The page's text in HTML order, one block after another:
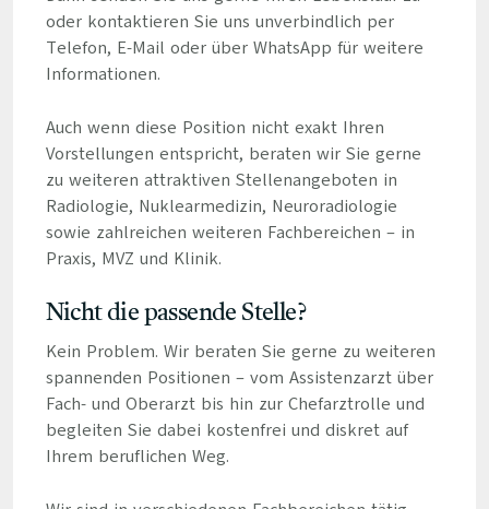
oder kontaktieren Sie uns unverbindlich per
Telefon, E-Mail oder über WhatsApp für weitere
Informationen.
Auch wenn diese Position nicht exakt Ihren
Vorstellungen entspricht, beraten wir Sie gerne
zu weiteren attraktiven Stellenangeboten in
Radiologie, Nuklearmedizin, Neuroradiologie
sowie zahlreichen weiteren Fachbereichen – in
Praxis, MVZ und Klinik.
Nicht die passende Stelle?
Kein Problem. Wir beraten Sie gerne zu weiteren
spannenden Positionen – vom Assistenzarzt über
Fach- und Oberarzt bis hin zur Chefarztrolle und
begleiten Sie dabei kostenfrei und diskret auf
Ihrem beruflichen Weg.